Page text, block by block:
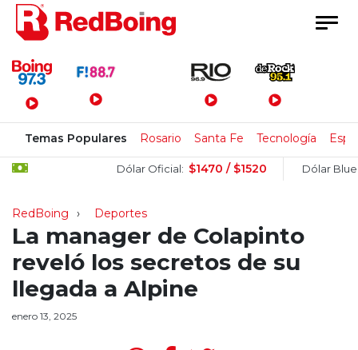
Menú Principal
Temas Populares Rosario Santa Fe Tecnología
Dólar Oficial: $1470 / $1520 Dólar Blue:
RedBoing Deportes
La manager de Colapinto
reveló los secretos de su
llegada a Alpine
enero 13, 2025